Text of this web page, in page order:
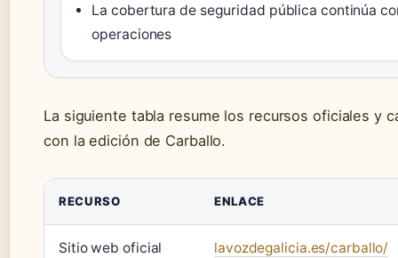
La cobertura de seguridad pública continúa
operaciones
La siguiente tabla resume los recursos oficiales y
con la edición de Carballo.
RECURSO ENLACE
Sitio web oficial lavozdegalicia.es/carballo/